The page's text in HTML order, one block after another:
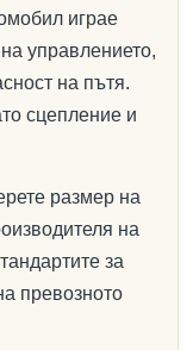
играе
управлението,
на пътя.
сцепление и
размер на
на
за
превозното